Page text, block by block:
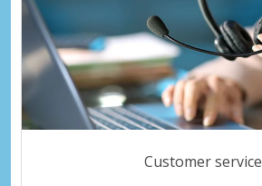
Customer service